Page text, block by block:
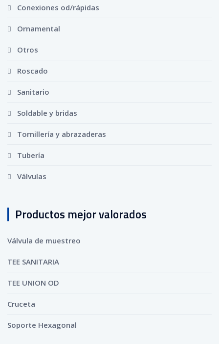
Conexiones od/rápidas
Ornamental
Otros
Roscado
Sanitario
Soldable y bridas
Tornillería y abrazaderas
Tubería
Válvulas
Productos mejor valorados
Válvula de muestreo
TEE SANITARIA
TEE UNION OD
Cruceta
Soporte Hexagonal